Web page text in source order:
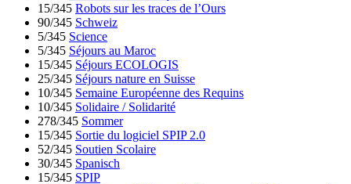
15/345 Robots sur les traces de l’Ours
90/345 Schweiz
5/345 Science
5/345 Séjours au Maroc
15/345 Séjours ECOLOGIS
25/345 Séjours nature en Suisse
10/345 Semaine Européenne des Requins
10/345 Solidaire / Solidarité
278/345 Sommer
15/345 Sortie du logiciel SPIP 2.0
52/345 Soutien Scolaire
30/345 Spanisch
15/345 SPIP